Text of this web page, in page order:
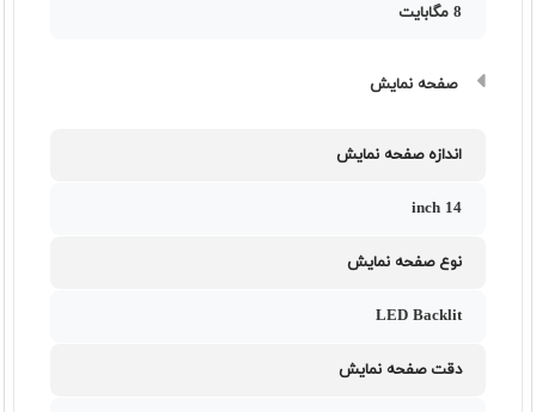
8 مگابایت
صفحه نمایش
اندازه صفحه نمایش
14 inch
نوع صفحه نمایش
LED Backlit
دقت صفحه نمایش